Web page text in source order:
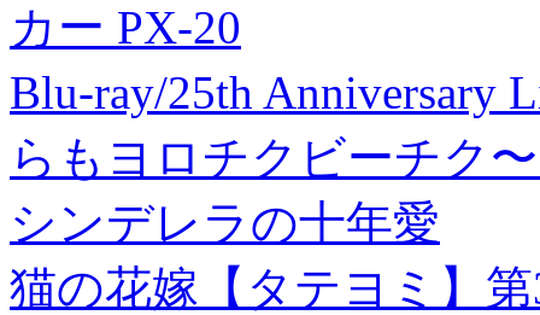
カー PX-20
Blu-ray/25th Anniversary
らもヨロチクビーチク
シンデレラの十年愛
猫の花嫁【タテヨミ】